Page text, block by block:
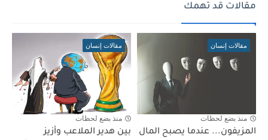
مقالات قد تهمك
مقالات إنسان
منذ بضع لحظات
المزيفون... عندما يصبح المال
مقالات إنسان
منذ بضع لحظات
بين هدير الملاعب وأزيز